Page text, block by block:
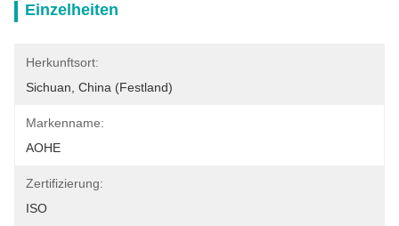
Einzelheiten
Herkunftsort:
Sichuan, China (Festland)
Markenname:
AOHE
Zertifizierung:
ISO